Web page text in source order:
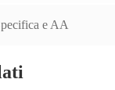
e AA